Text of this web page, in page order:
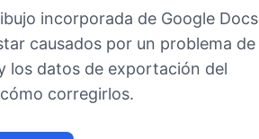
incorporada de Google Docs
causados por un problema de
los datos de exportación del
corregirlos.